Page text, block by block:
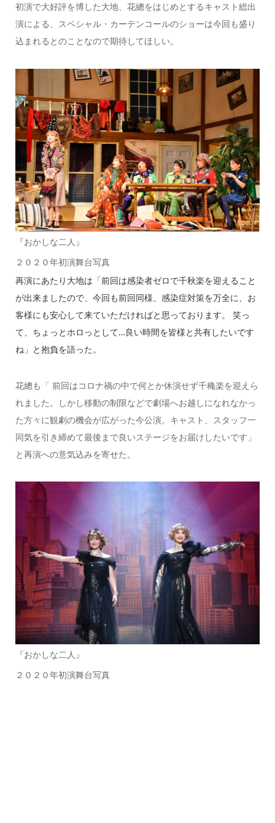
初演で大好評を博した大地、花總をはじめとするキャスト総出
演による、スペシャル・カーテンコールのショーは今回も盛り
込まれるとのことなので期待してほしい。
『おかしな二人』
２０２０年初演舞台写真
再演にあたり大地は「前回は感染者ゼロで千秋楽を迎えること
が出来ましたので、今回も前回同様、感染症対策を万全に、お
客様にも安心して来ていただければと思っております。 笑っ
て、ちょっとホロっとして…良い時間を皆様と共有したいです
ね」と抱負を語った。
花總も「 前回はコロナ禍の中で何とか休演せず千穐楽を迎えら
れました。しかし移動の制限などで劇場へお越しになれなかっ
た方々に観劇の機会が広がった今公演。キャスト、スタッフ一
同気を引き締めて最後まで良いステージをお届けしたいです」
と再演への意気込みを寄せた。
『おかしな二人』
２０２０年初演舞台写真